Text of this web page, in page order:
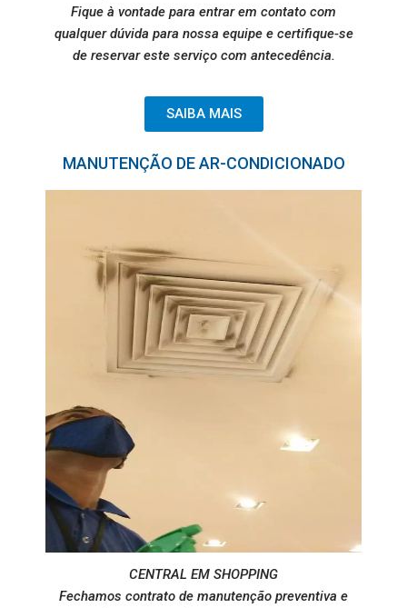
Fique à vontade para entrar em contato com
qualquer dúvida para nossa equipe e certifique-se
de reservar este serviço com antecedência.
SAIBA MAIS
MANUTENÇÃO DE AR-CONDICIONADO
CENTRAL EM SHOPPING
Fechamos contrato de manutenção preventiva e